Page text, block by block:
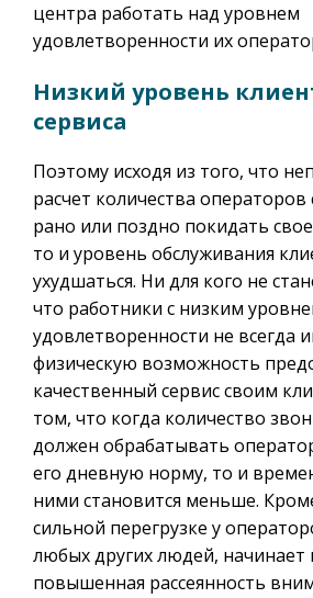
центра работать над уровнем
удовлетворенности их
Низкий уровень
сервиса
Поэтому исходя из того, что
расчет количества операторов
рано или поздно покидать
то и уровень обслуживания
ухудшаться. Ни для кого не
что работники с низким
удовлетворенности не всегда
физическую возможность
качественный сервис своим
том, что когда количество
должен обрабатывать
его дневную норму, то и
ними становится меньше.
сильной перегрузке у
любых других людей, начинает
повышенная рассеянность